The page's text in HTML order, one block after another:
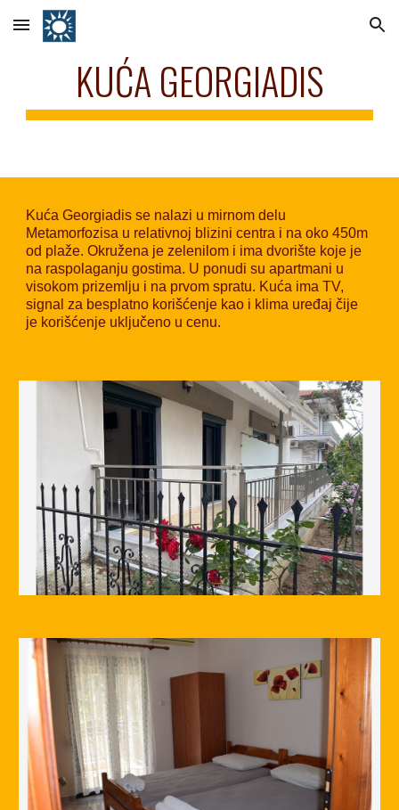
Skip to main content Skip to navigation
KUĆA GEORGIADIS
Kuća Georgiadis se nalazi u mirnom delu
Metamorfozisa u relativnoj blizini centra i na oko 450m
od plaže. Okružena je zelenilom i ima dvorište koje je
na raspolaganju gostima. U ponudi su apartmani u
visokom prizemlju i na prvom spratu. Kuća ima TV,
signal za besplatno korišćenje kao i klima uređaj čije
je korišćenje uključeno u cenu.